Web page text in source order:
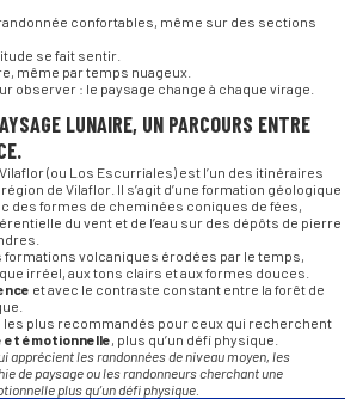
confortables, même sur des sections
se fait sentir.
même par temps nuageux.
observer : le paysage change à chaque virage.
LUNAIRE, UN PARCOURS ENTRE
(ou Los Escurriales) est l’un des itinéraires
de Vilaflor. Il s’agit d’une formation géologique
des formes de cheminées coniques de fées,
du vent et de l’eau sur des dépôts de pierre
formations volcaniques érodées par le temps,
irréel, aux tons clairs et aux formes douces.
et avec le contraste constant entre la forêt de
les plus recommandés pour ceux qui recherchent
et émotionnelle, plus qu’un défi physique.
apprécient les randonnées de niveau moyen, les
de paysage ou les randonneurs cherchant une
plus qu’un défi physique.